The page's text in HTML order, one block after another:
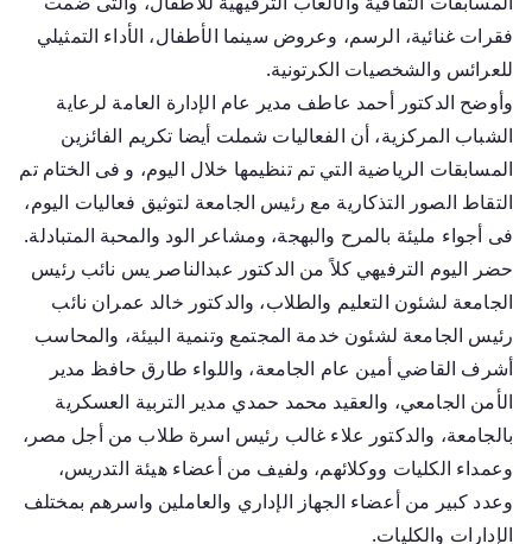
فقرات غنائية، الرسم، وعروض سينما الأطفال، الأداء التمثيلي
للعرائس والشخصيات الكرتونية.
وأوضح الدكتور أحمد عاطف مدير عام الإدارة العامة لرعاية
الشباب المركزية، أن الفعاليات شملت أيضا تكريم الفائزين
المسابقات الرياضية التي تم تنظيمها خلال اليوم، و فى الختام تم
التقاط الصور التذكارية مع رئيس الجامعة لتوثيق فعاليات اليوم،
فى أجواء مليئة بالمرح والبهجة، ومشاعر الود والمحبة المتبادلة.
حضر اليوم الترفيهي كلاً من الدكتور عبدالناصر يس نائب رئيس
الجامعة لشئون التعليم والطلاب، والدكتور خالد عمران نائب
رئيس الجامعة لشئون خدمة المجتمع وتنمية البيئة، والمحاسب
أشرف القاضي أمين عام الجامعة، واللواء طارق حافظ مدير
الأمن الجامعي، والعقيد محمد حمدي مدير التربية العسكرية
بالجامعة، والدكتور علاء غالب رئيس اسرة طلاب من أجل مصر،
وعمداء الكليات ووكلائهم، ولفيف من أعضاء هيئة التدريس،
وعدد كبير من أعضاء الجهاز الإداري والعاملين واسرهم بمختلف
الإدارات والكليات.